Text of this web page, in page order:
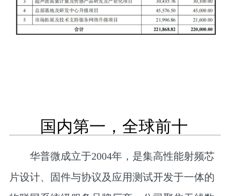
国内第一，全球前十
华普微成立于2004年，是集高性能射频芯
片设计、固件与协议及应用测试开发于一体的